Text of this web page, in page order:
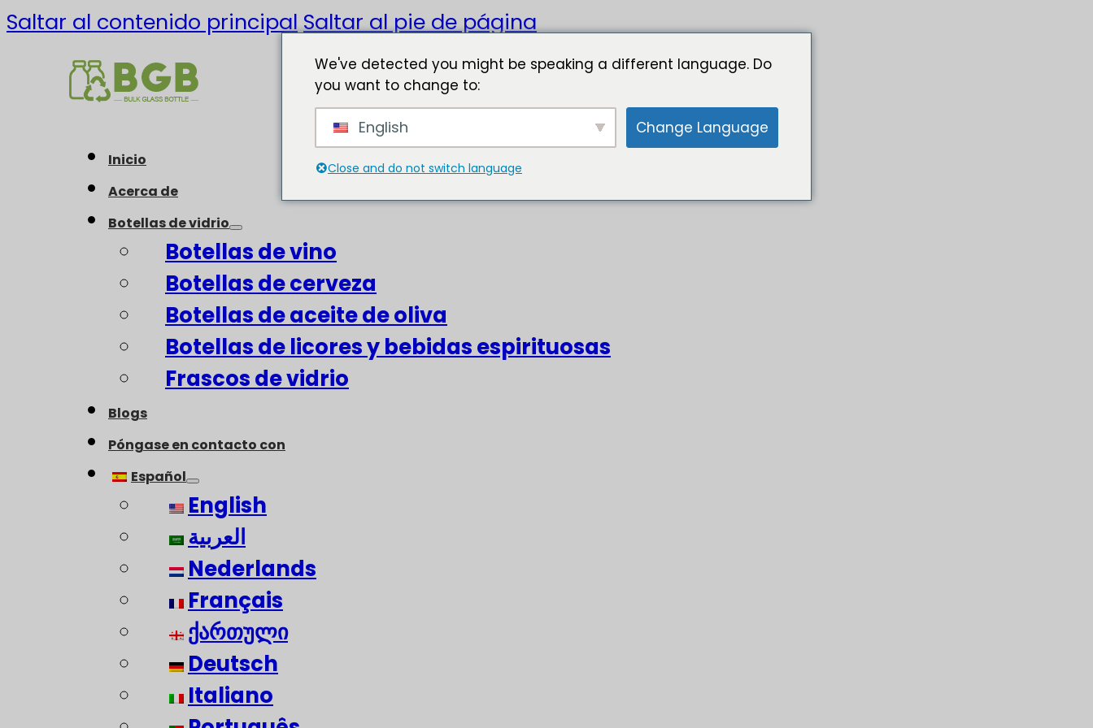
Saltar al contenido principalSaltar al pie de página
Inicio
Acerca de
Botellas de vidrio
Botellas de vino
Botellas de cerveza
Botellas de aceite de oliva
Botellas de licores y bebidas espirituosas
Frascos de vidrio
Blogs
Póngase en contacto con
Español
English
العربية
Nederlands
Français
ქართული
Deutsch
Italiano
We've detected you might be speaking a different language. Do
you want to change to:
English Change Language
Close and do not switch language